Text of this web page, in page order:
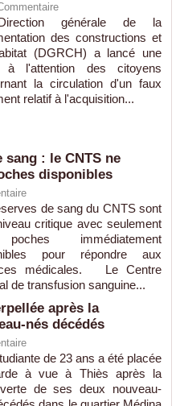
générale de la
des constructions et
(DGRCH) a lancé une
à l'attention des citoyens
la circulation d'un faux
relatif à l'acquisition...
: le CNTS ne
disponibles
de sang du CNTS sont
critique avec seulement
immédiatement
pour répondre aux
médicales. Le Centre
de transfusion sanguine...
après la
nés décédés
de 23 ans a été placée
à vue à Thiès après la
de ses deux nouveau-